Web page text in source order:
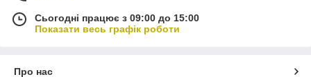
Сьогодні працює з 09:00 до 15:00
Показати весь графік роботи
Про нас